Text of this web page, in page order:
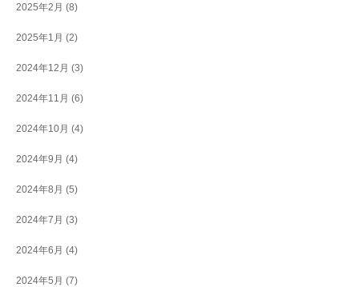
2025年2月 (8)
2025年1月 (2)
2024年12月 (3)
2024年11月 (6)
2024年10月 (4)
2024年9月 (4)
2024年8月 (5)
2024年7月 (3)
2024年6月 (4)
2024年5月 (7)